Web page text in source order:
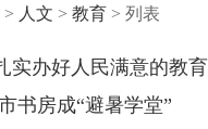
> 人文 > 教育 > 列表
实办好人民满意的教育
书房成“避暑学堂”